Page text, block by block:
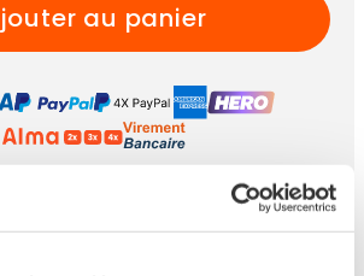
ajouter au panier